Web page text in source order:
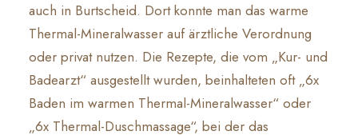
auch in Burtscheid. Dort konnte man das warme
Thermal-Mineralwasser auf ärztliche Verordnung
oder privat nutzen. Die Rezepte, die vom „Kur- und
Badearzt“ ausgestellt wurden, beinhalteten oft „6x
Baden im warmen Thermal-Mineralwasser“ oder
„6x Thermal-Duschmassage“, bei der das